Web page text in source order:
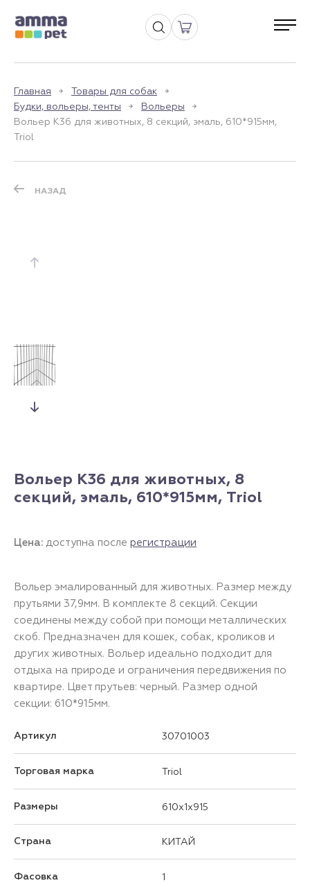
Главная
Товары для собак
Будки, вольеры, тенты
Вольеры
Вольер K36 для животных, 8 секций, эмаль, 610*915мм,
Triol
НАЗАД
Вольер K36 для животных, 8
секций, эмаль, 610*915мм, Triol
Цена: доступна после регистрации
Вольер эмалированный для животных. Размер между
прутьями 37,9мм. В комплекте 8 секций. Секции
соединены между собой при помощи металлических
скоб. Предназначен для кошек, собак, кроликов и
других животных. Вольер идеально подходит для
отдыха на природе и ограничения передвижения по
квартире. Цвет прутьев: черный. Размер одной
секции: 610*915мм.
Артикул 30701003
Торговая марка Triol
Размеры 610x1x915
Страна КИТАЙ
Фасовка 1